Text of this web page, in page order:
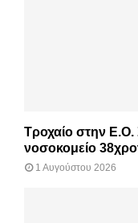
Τροχαίο στην
νοσοκομείο
1 Αυγούστου 2026